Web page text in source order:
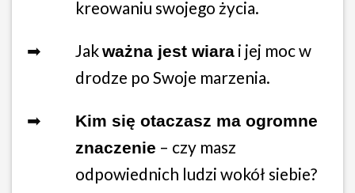
kreowaniu swojego życia.
➡ Jakważna jest wiara i jej moc w
drodze po Swoje marzenia.
➡
Kim się otaczasz ma ogromne
znaczenie – czy masz
odpowiednich ludzi wokół siebie?